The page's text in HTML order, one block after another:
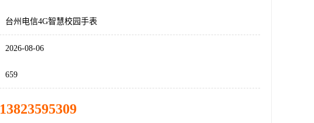
台州电信4G智慧校园手表
2026-08-06
659
13823595309